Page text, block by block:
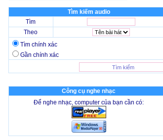
Tìm kiếm audio
Tìm
Theo
Tìm chính xác
Gần chính xác
Công cụ nghe nhạc
Để nghe nhạc, computer của bạn cần có: